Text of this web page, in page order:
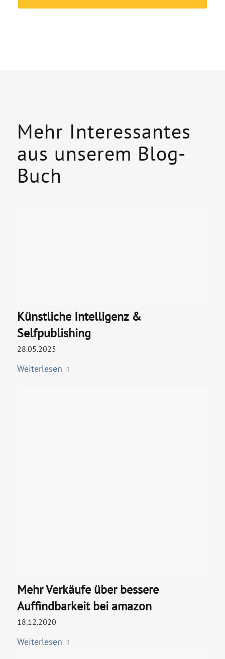
Mehr Interessantes
aus unserem Blog-
Buch
Künstliche Intelligenz &
Selfpublishing
28.05.2025
Weiterlesen
Mehr Verkäufe über bessere
Auffindbarkeit bei amazon
18.12.2020
Weiterlesen